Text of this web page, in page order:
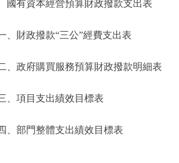
有資本經營預算財政撥款支出表
財政撥款“三公”經費支出表
政府購買服務預算財政撥款明細表
項目支出績效目標表
部門整體支出績效目標表